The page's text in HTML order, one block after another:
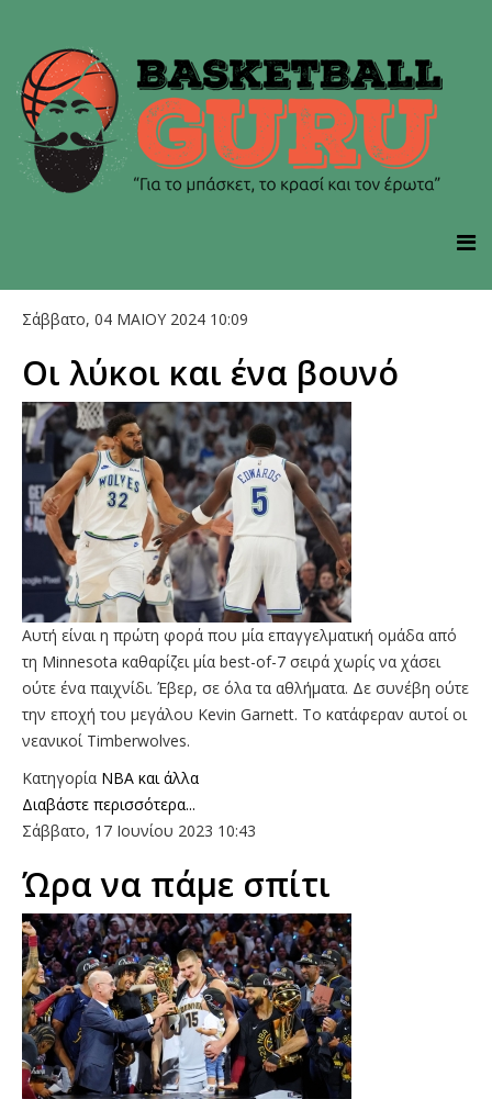
Σάββατο, 04 ΜΑΙΟΥ 2024 10:09
Οι λύκοι και ένα βουνό
Αυτή είναι η πρώτη φορά που μία επαγγελματική ομάδα από
τη Minnesota καθαρίζει μία best-of-7 σειρά χωρίς να χάσει
ούτε ένα παιχνίδι. Έβερ, σε όλα τα αθλήματα. Δε συνέβη ούτε
την εποχή του μεγάλου Kevin Garnett. Το κατάφεραν αυτοί οι
νεανικοί Timberwolves.
Κατηγορία NBA και άλλα
Διαβάστε περισσότερα...
Σάββατο, 17 Ιουνίου 2023 10:43
Ώρα να πάμε σπίτι